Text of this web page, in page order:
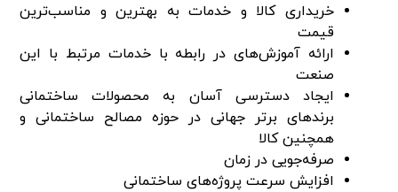
خریداری کالا و خدمات به بهترین و مناسب‌ترین
قیمت
ارائه آموزش‌های در رابطه با خدمات مرتبط با این
صنعت
ایجاد دسترسی آسان به محصولات ساختمانی
برند‌های برتر جهانی در حوزه مصالح ساختمانی و
همچنین کالا
صرفه‌جویی در زمان
افزایش سرعت پروژه‌های ساختمانی